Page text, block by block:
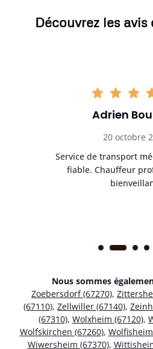
Découvrez les
Adrien
20 octobre
Service de transport
fiable. Chauffeur
Nous sommes
Zoebersdorf (67270),
(67110), Zellwiller (67140),
(67310), Wolxheim (67120),
Wolfskirchen (67260),
Wiwersheim (67370),